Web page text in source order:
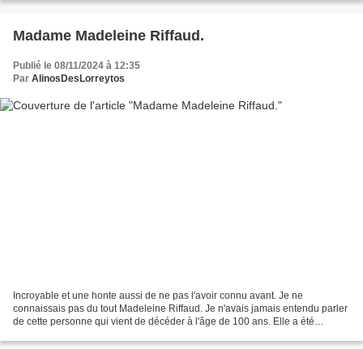
Madame Madeleine Riffaud.
Publié le 08/11/2024 à 12:35
Par AlinosDesLorreytos
Incroyable et une honte aussi de ne pas l'avoir connu avant. Je ne
connaissais pas du tout Madeleine Riffaud. Je n'avais jamais entendu parler
de cette personne qui vient de décéder à l'âge de 100 ans. Elle a été